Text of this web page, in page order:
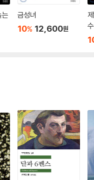
는
금성녀
10% 12,600원